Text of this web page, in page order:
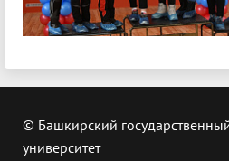
© Башкирский
университет